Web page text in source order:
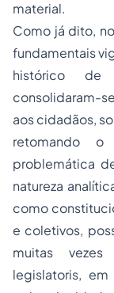
material.
Como já dito,
fundamentais
histórico de
consolidaram-
aos cidadãos,
retomando
problemática
natureza
como
e coletivos,
muitas
legislatoris, em